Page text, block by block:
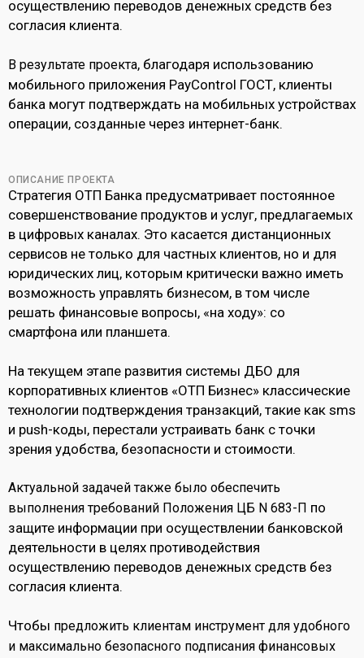
осуществлению переводов денежных средств без
согласия клиента.
В результате проекта, благодаря использованию
мобильного приложения PayControl ГОСТ, клиенты
банка могут подтверждать на мобильных устройствах
операции, созданные через интернет-банк.
ОПИСАНИЕ ПРОЕКТА
Стратегия ОТП Банка предусматривает постоянное
совершенствование продуктов и услуг, предлагаемых
в цифровых каналах. Это касается дистанционных
сервисов не только для частных клиентов, но и для
юридических лиц, которым критически важно иметь
возможность управлять бизнесом, в том числе
решать финансовые вопросы, «на ходу»: со
смартфона или планшета.
На текущем этапе развития системы ДБО для
корпоративных клиентов «ОТП Бизнес» классические
технологии подтверждения транзакций, такие как sms
и push-коды, перестали устраивать банк с точки
зрения удобства, безопасности и стоимости.
Актуальной задачей также было обеспечить
выполнения требований Положения ЦБ N 683-П по
защите информации при осуществлении банковской
деятельности в целях противодействия
осуществлению переводов денежных средств без
согласия клиента.
Чтобы предложить клиентам инструмент для удобного
и максимально безопасного подписания финансовых